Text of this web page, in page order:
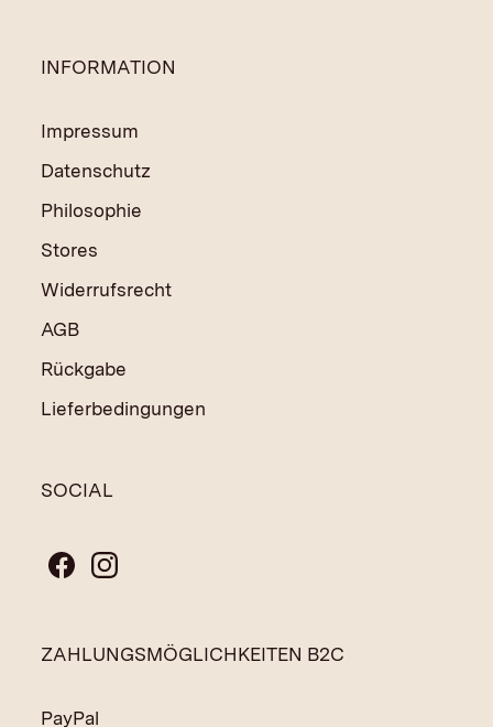
INFORMATION
Impressum
Datenschutz
Philosophie
Stores
Widerrufsrecht
AGB
Rückgabe
Lieferbedingungen
SOCIAL
ZAHLUNGSMÖGLICHKEITEN B2C
PayPal